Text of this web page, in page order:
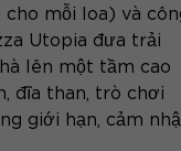
mỗi loa) và
Utopia đưa trải
lên một tầm cao
đĩa than, trò chơi
giới hạn, cảm